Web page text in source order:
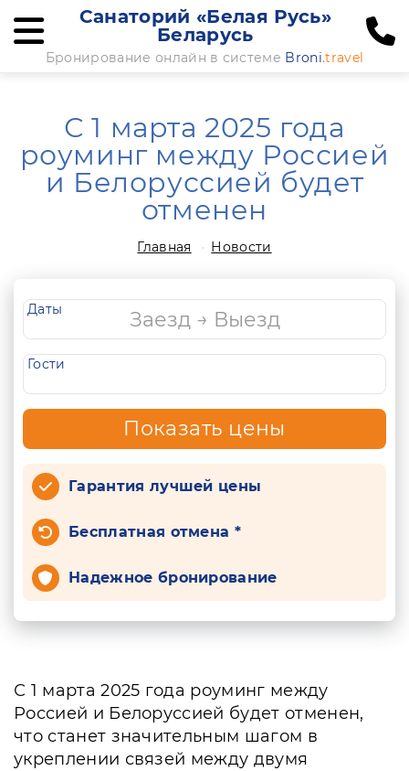
Санаторий «Белая Русь»
Беларусь
Бронирование онлайн в системе Broni.travel
С 1 марта 2025 года
роуминг между Россией
и Белоруссией будет
отменен
Главная Новости
Даты
Гости
Показать цены
Гарантия лучшей цены
Бесплатная отмена *
Надежное бронирование
С 1 марта 2025 года роуминг между
Россией и Белоруссией будет отменен,
что станет значительным шагом в
укреплении связей между двумя